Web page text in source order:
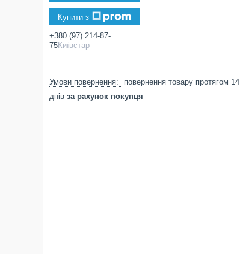
Купити з
+380 (97) 214-87-
75Київстар
повернення товару протягом 14
днів за рахунок покупця